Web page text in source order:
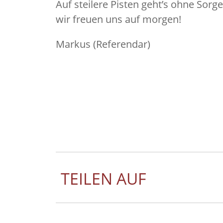
Auf steilere Pisten geht’s ohne
wir freuen uns auf morgen!
Markus (Referendar)
TEILEN AUF